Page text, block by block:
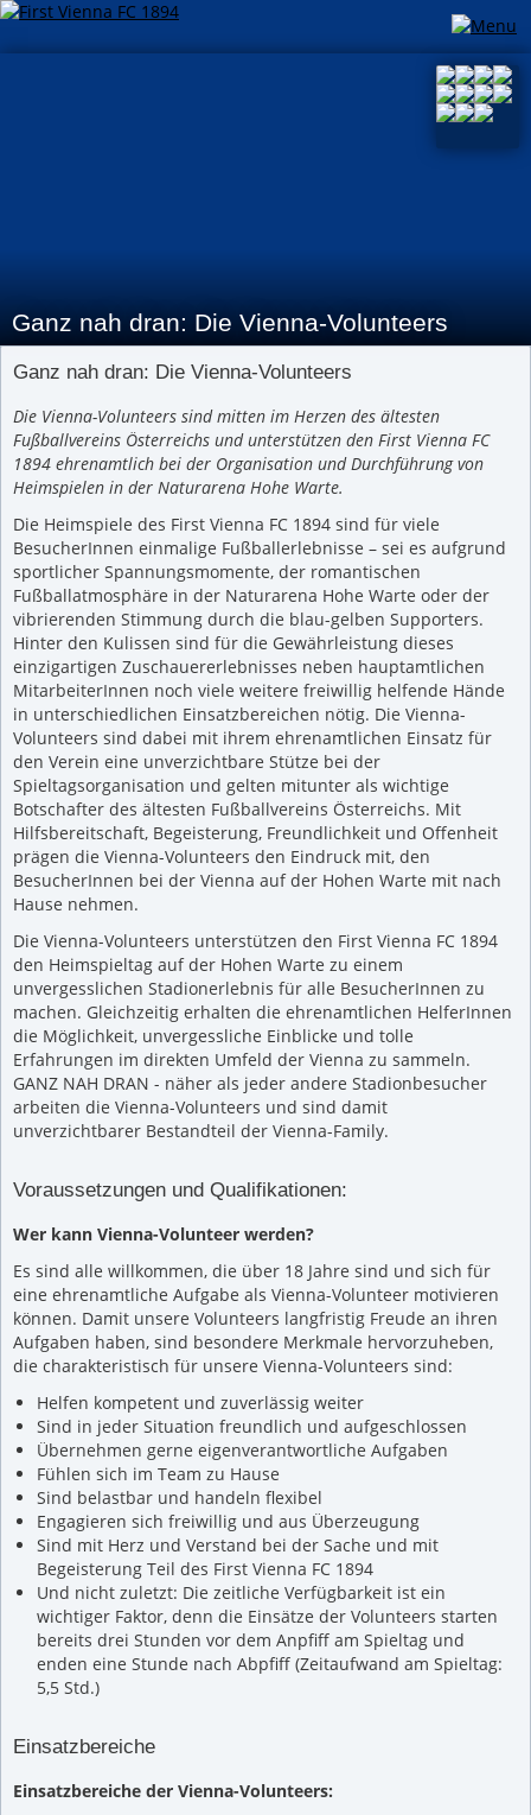
Ganz nah dran: Die Vienna-Volunteers
Ganz nah dran: Die Vienna-Volunteers
Die Vienna-Volunteers sind mitten im Herzen des ältesten
Fußballvereins Österreichs und unterstützen den First Vienna FC
1894 ehrenamtlich bei der Organisation und Durchführung von
Heimspielen in der Naturarena Hohe Warte.
Die Heimspiele des First Vienna FC 1894 sind für viele
BesucherInnen einmalige Fußballerlebnisse – sei es aufgrund
sportlicher Spannungsmomente, der romantischen
Fußballatmosphäre in der Naturarena Hohe Warte oder der
vibrierenden Stimmung durch die blau-gelben Supporters.
Hinter den Kulissen sind für die Gewährleistung dieses
einzigartigen Zuschauererlebnisses neben hauptamtlichen
MitarbeiterInnen noch viele weitere freiwillig helfende Hände
in unterschiedlichen Einsatzbereichen nötig. Die Vienna-
Volunteers sind dabei mit ihrem ehrenamtlichen Einsatz für
den Verein eine unverzichtbare Stütze bei der
Spieltagsorganisation und gelten mitunter als wichtige
Botschafter des ältesten Fußballvereins Österreichs. Mit
Hilfsbereitschaft, Begeisterung, Freundlichkeit und Offenheit
prägen die Vienna-Volunteers den Eindruck mit, den
BesucherInnen bei der Vienna auf der Hohen Warte mit nach
Hause nehmen.
Die Vienna-Volunteers unterstützen den First Vienna FC 1894
den Heimspieltag auf der Hohen Warte zu einem
unvergesslichen Stadionerlebnis für alle BesucherInnen zu
machen. Gleichzeitig erhalten die ehrenamtlichen HelferInnen
die Möglichkeit, unvergessliche Einblicke und tolle
Erfahrungen im direkten Umfeld der Vienna zu sammeln.
GANZ NAH DRAN - näher als jeder andere Stadionbesucher
arbeiten die Vienna-Volunteers und sind damit
unverzichtbarer Bestandteil der Vienna-Family.
Voraussetzungen und Qualifikationen:
Wer kann Vienna-Volunteer werden?
Es sind alle willkommen, die über 18 Jahre sind und sich für
eine ehrenamtliche Aufgabe als Vienna-Volunteer motivieren
können. Damit unsere Volunteers langfristig Freude an ihren
Aufgaben haben, sind besondere Merkmale hervorzuheben,
die charakteristisch für unsere Vienna-Volunteers sind:
Helfen kompetent und zuverlässig weiter
Sind in jeder Situation freundlich und aufgeschlossen
Übernehmen gerne eigenverantwortliche Aufgaben
Fühlen sich im Team zu Hause
Sind belastbar und handeln flexibel
Engagieren sich freiwillig und aus Überzeugung
Sind mit Herz und Verstand bei der Sache und mit
Begeisterung Teil des First Vienna FC 1894
Und nicht zuletzt: Die zeitliche Verfügbarkeit ist ein
wichtiger Faktor, denn die Einsätze der Volunteers starten
bereits drei Stunden vor dem Anpfiff am Spieltag und
enden eine Stunde nach Abpfiff (Zeitaufwand am Spieltag:
5,5 Std.)
Einsatzbereiche
Einsatzbereiche der Vienna-Volunteers: